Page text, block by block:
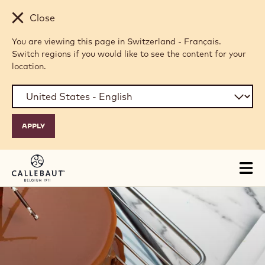
Skip to main content
Close
You are viewing this page in Switzerland - Français.
Switch regions if you would like to see the content for your
location.